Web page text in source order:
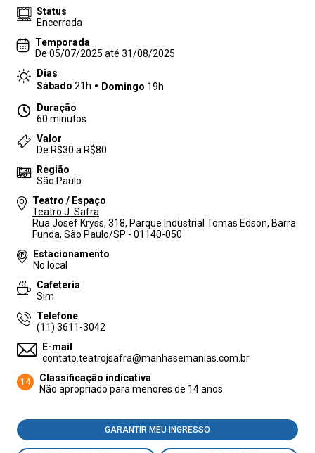
Status
Encerrada
Temporada
De 05/07/2025 até 31/08/2025
Dias
Sábado 21h Domingo 19h
Duração
60 minutos
Valor
De R$30 a R$80
Região
São Paulo
Teatro / Espaço
Teatro J. Safra
Rua Josef Kryss, 318, Parque Industrial Tomas Edson, Barra
Funda, São Paulo/SP - 01140-050
Estacionamento
No local
Cafeteria
Sim
Telefone
(11) 3611-3042
E-mail
contato.teatrojsafra@manhasemanias.com.br
14
Classificação indicativa
Não apropriado para menores de 14 anos
GARANTIR MEU INGRESSO